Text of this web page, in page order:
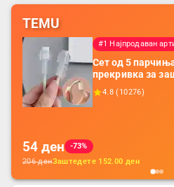
TEMU
#1 Најпродаван
Сет од 5
прекривка за
додатоци за
батерија, за
4.8 (10276)
54 ден
-73%
206денЗаштедете 152.00 ден